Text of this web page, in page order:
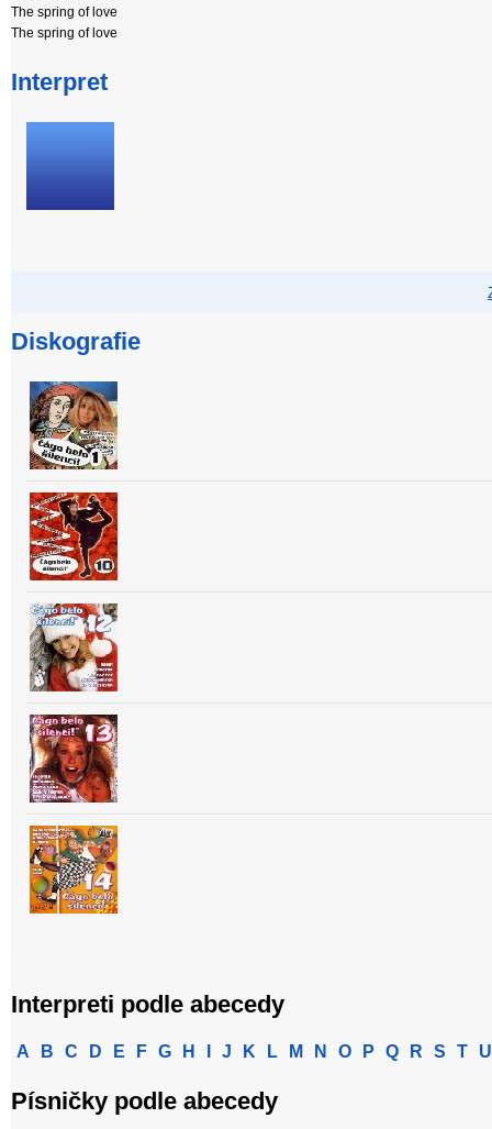
The spring of love
The spring of love
Interpret
Diskografie
Interpreti podle abecedy
A B C D E F G H J K L M N O P Q R S T U
Písničky podle abecedy